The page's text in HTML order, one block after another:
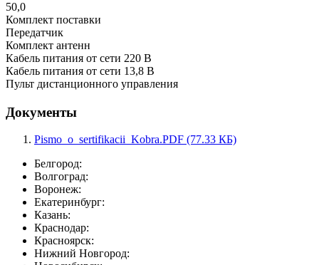
50,0
Комплект поставки
Передатчик
Комплект антенн
Кабель питания от сети 220 В
Кабель питания от сети 13,8 В
Пульт дистанционного управления
Документы
Pismo_o_sertifikacii_Kobra.PDF (77.33 КБ)
Белгород:
Волгоград:
Воронеж:
Екатеринбург:
Казань:
Краснодар:
Красноярск:
Нижний Новгород: